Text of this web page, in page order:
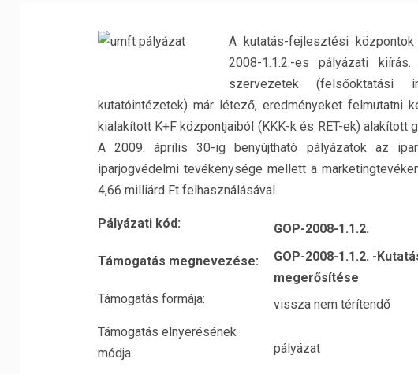
A kutatás-fejlesztési
2008-1.1.2.-es pályázati
szervezetek (felsőoktatási
kutatóintézetek) már létező, eredményeket felmutatni
kialakított K+F központjaiból (KKK-k és RET-ek)
A 2009. április 30-ig benyújtható pályázatok az
iparjogvédelmi tevékenysége mellett a
4,66 milliárd Ft felhasználásával.
Pályázati kód: GOP-2008-1.1.2.
Támogatás megnevezése:
GOP-2008-1.1.2. -
megerősítése
Támogatás formája:
vissza nem térítendő
Támogatás elnyerésének
módja:
pályázat